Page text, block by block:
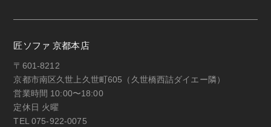
匠ソファ 京都本店
〒601-8212
京都市南区久世上久世町605（久世橋西詰ダイエー隣）
営業時間 10:00〜18:00
定休日 火曜
TEL 075-922-0075